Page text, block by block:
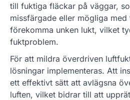
till fuktiga fläckar på väggar,
missfärgade eller mögliga
förekomma unken lukt, vilket
fuktproblem.
För att mildra överdriven
lösningar implementeras. Att
ett effektivt sätt att avlägsna
luften, vilket bidrar till att